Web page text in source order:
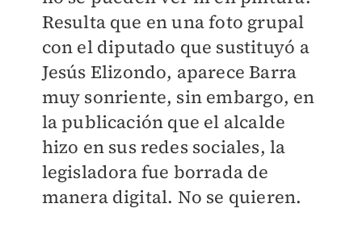
Resulta que en una foto grupal
con el diputado que sustituyó a
Jesús Elizondo, aparece Barra
muy sonriente, sin embargo, en
la publicación que el alcalde
hizo en sus redes sociales, la
legisladora fue borrada de
manera digital. No se quieren.